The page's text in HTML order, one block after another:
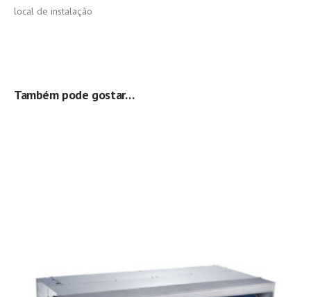
local de instalação
Também pode gostar…